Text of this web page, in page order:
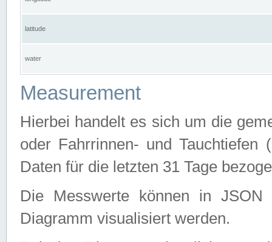
latitude
water
Measurement
Hierbei handelt es sich um die
oder Fahrrinnen- und Tauchtiefen
Daten für die letzten 31 Tage
Die Messwerte können in
Diagramm visualisiert werden.